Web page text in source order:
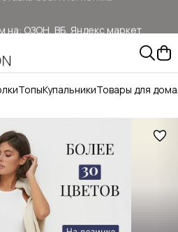
от ANNA COLLECTION
ANNA COLLECTION
ОЗОН Логистика
ТопыКупальникиТовары для дома